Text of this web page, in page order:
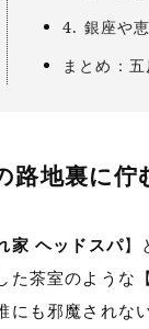
4. 銀座や
まとめ：
路地裏に佇
家 ヘッドスパ】
た茶室のような【
にも邪魔されな